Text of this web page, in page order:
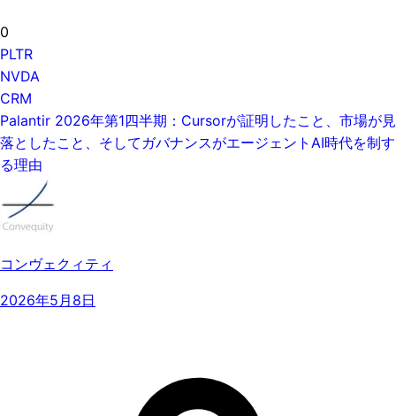
0
PLTR
NVDA
CRM
Palantir 2026年第1四半期：Cursorが証明したこと、市場が見
落としたこと、そしてガバナンスがエージェントAI時代を制す
る理由
コンヴェクィティ
2026年5月8日